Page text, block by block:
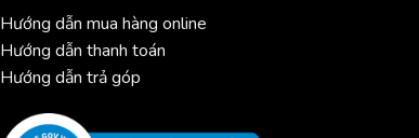
Hướng dẫn mua hàng online
Hướng dẫn thanh toán
Hướng dẫn trả góp